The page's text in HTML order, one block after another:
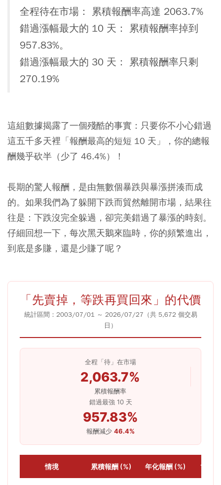
全程待在市場： 累積報酬率高達 2063.7%
錯過漲幅最大的 10 天： 累積報酬率掉到
957.83%。
錯過漲幅最大的 30 天： 累積報酬率只剩
270.19%
這組數據揭露了一個殘酷的事實：只要你不小心錯過
這五千多天裡「報酬最高的短短 10 天」，你的總報
酬幾乎砍半（少了 46.4%）！
長期的驚人報酬，是由無數個暴跌與暴漲拼湊而成
的。如果我們為了躲開下跌而貿然離開市場，結果往
往是：下跌沒完全躲過，卻完美錯過了暴漲的時刻。
仔細回想一下，每次黑天鵝來臨時，你的頻繁進出，
到底是多賺，還是少賺了呢？
「先賣掉，等跌再買回來」的代價
統計區間：2003/07/01 ～ 2026/07/27（共 5,672 個交易
日）
全程「待」在市場
2,063.7%
累積報酬率
錯過最強 10 天
957.83%
報酬減少 46.4%
情境 累積報酬 (%) 年化報酬 (%) 1萬投